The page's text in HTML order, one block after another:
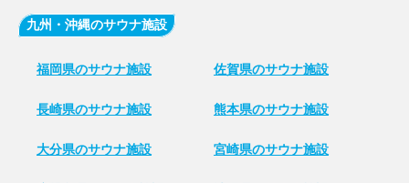
九州・沖縄のサウナ施設
福岡県のサウナ施設 佐賀県のサウナ施設
長崎県のサウナ施設 熊本県のサウナ施設
大分県のサウナ施設 宮崎県のサウナ施設